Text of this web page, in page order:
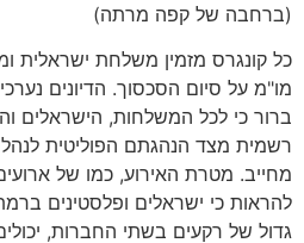
(ברחבה של קפה מרתה)
כל קונגרס מזמין משלחת ישראלית
מו"מ על סיום הסכסוך. הדיונים
ברור כי לכל המשלחות, הישראלים
רשמית מצד הנהגתם הפוליטית
מחייב. מטרת האירוע, כמו של
להראות כי ישראלים ופלסטינים
גדול של רקעים בשתי החברות,